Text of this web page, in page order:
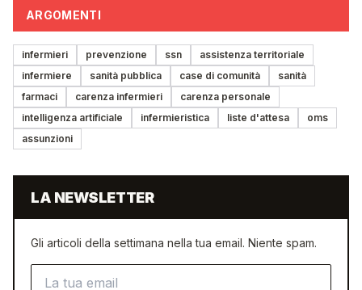
ARGOMENTI
infermieri prevenzione ssn
assistenza territoriale
infermiere
sanità pubblica case di comunità
sanità
farmaci
carenza infermieri
carenza personale
intelligenza artificiale
infermieristica liste d'attesa
oms
assunzioni
LA NEWSLETTER
Gli articoli della settimana nella tua email. Niente spam.